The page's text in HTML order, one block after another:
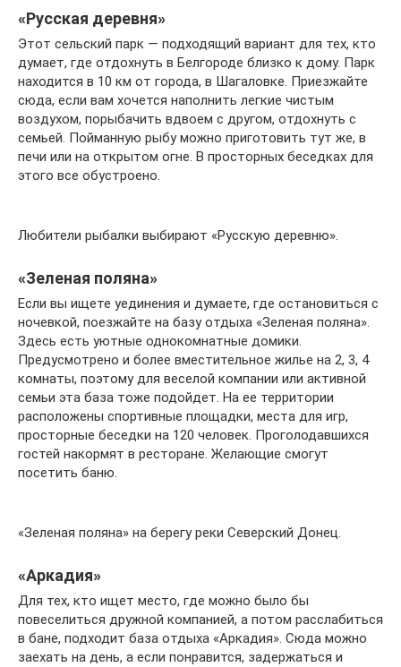
«Русская деревня»
Этот сельский парк — подходящий вариант для тех, кто
думает, где отдохнуть в Белгороде близко к дому. Парк
находится в 10 км от города, в Шагаловке. Приезжайте
сюда, если вам хочется наполнить легкие чистым
воздухом, порыбачить вдвоем с другом, отдохнуть с
семьей. Пойманную рыбу можно приготовить тут же, в
печи или на открытом огне. В просторных беседках для
этого все обустроено.
Любители рыбалки выбирают «Русскую деревню».
«Зеленая поляна»
Если вы ищете уединения и думаете, где остановиться с
ночевкой, поезжайте на базу отдыха «Зеленая поляна».
Здесь есть уютные однокомнатные домики.
Предусмотрено и более вместительное жилье на 2, 3, 4
комнаты, поэтому для веселой компании или активной
семьи эта база тоже подойдет. На ее территории
расположены спортивные площадки, места для игр,
просторные беседки на 120 человек. Проголодавшихся
гостей накормят в ресторане. Желающие смогут
посетить баню.
«Зеленая поляна» на берегу реки Северский Донец.
«Аркадия»
Для тех, кто ищет место, где можно было бы
повеселиться дружной компанией, а потом расслабиться
в бане, подходит база отдыха «Аркадия». Сюда можно
заехать на день, а если понравится, задержаться и